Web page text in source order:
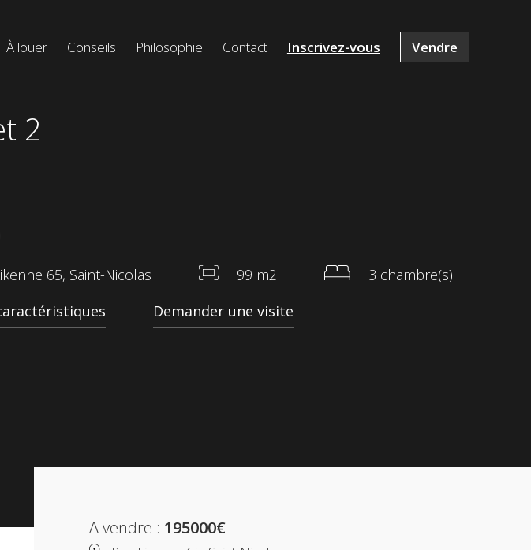
À louer Conseils Philosophie Contact Inscrivez-vous Vendre
2
65, Saint-Nicolas 99 m2
3 chambre(s)
Demander une visite
A vendre : 195000€